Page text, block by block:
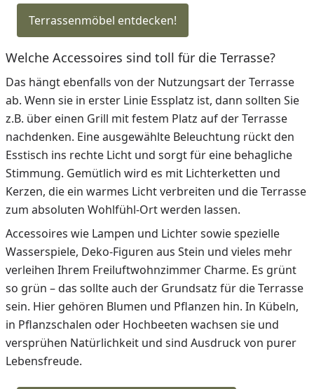
Terrassenmöbel entdecken!
Welche Accessoires sind toll für die Terrasse?
Das hängt ebenfalls von der Nutzungsart der Terrasse
ab. Wenn sie in erster Linie Essplatz ist, dann sollten Sie
z.B. über einen Grill mit festem Platz auf der Terrasse
nachdenken. Eine ausgewählte Beleuchtung rückt den
Esstisch ins rechte Licht und sorgt für eine behagliche
Stimmung. Gemütlich wird es mit Lichterketten und
Kerzen, die ein warmes Licht verbreiten und die Terrasse
zum absoluten Wohlfühl-Ort werden lassen.
Accessoires wie Lampen und Lichter sowie spezielle
Wasserspiele, Deko-Figuren aus Stein und vieles mehr
verleihen Ihrem Freiluftwohnzimmer Charme. Es grünt
so grün – das sollte auch der Grundsatz für die Terrasse
sein. Hier gehören Blumen und Pflanzen hin. In Kübeln,
in Pflanzschalen oder Hochbeeten wachsen sie und
versprühen Natürlichkeit und sind Ausdruck von purer
Lebensfreude.